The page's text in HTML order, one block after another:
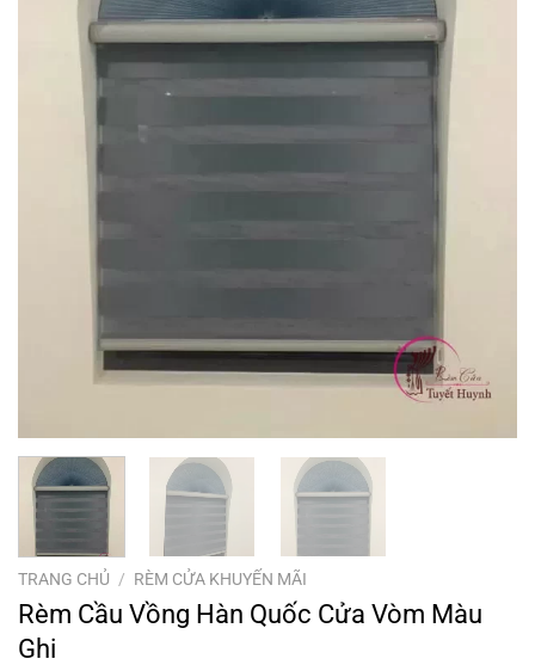
TRANG CHỦ / RÈM CỬA KHUYẾN MÃI
Rèm Cầu Vồng Hàn Quốc Cửa Vòm Màu
Ghi